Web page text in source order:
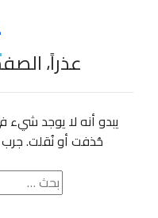
عذراً،
يبدو أنه لا يوجد
حُذفت أو نُقلت. جرب
البحث
عن: